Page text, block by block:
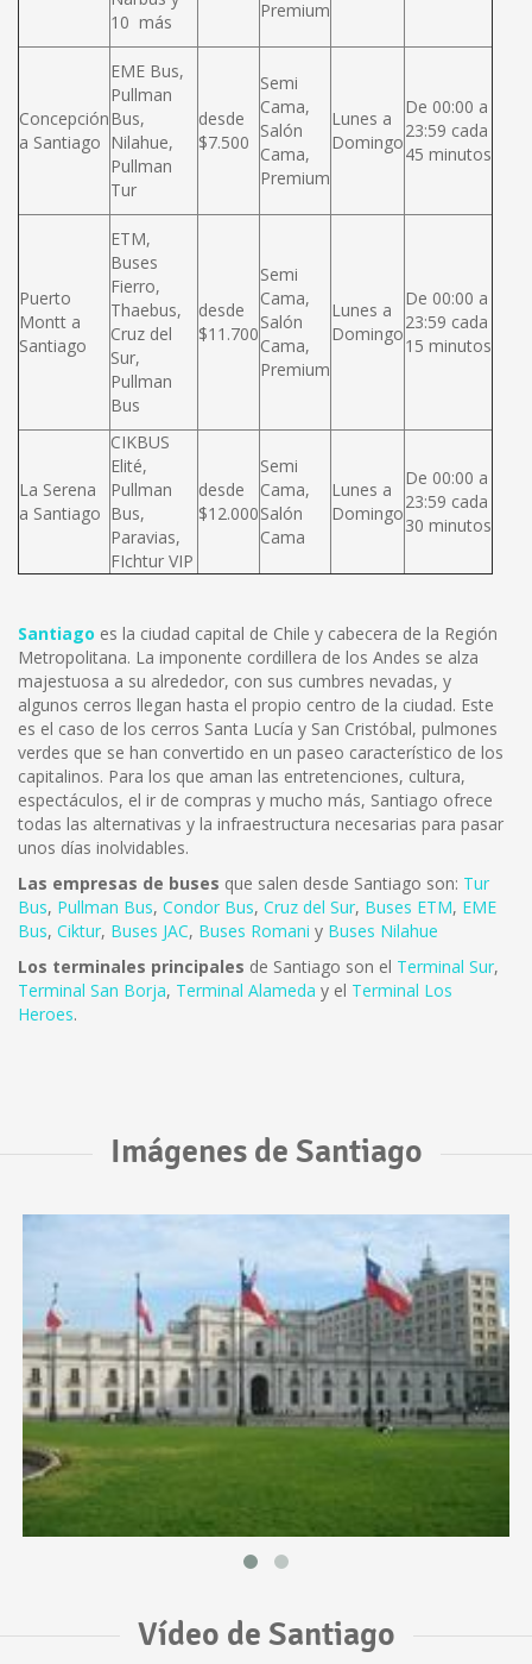
10 más
Premium
Concepción
a Santiago
EME Bus,
Pullman
Bus,
Nilahue,
Pullman
Tur
desde
$7.500
Semi
Cama,
Salón
Cama,
Premium
Lunes a
Domingo
De 00:00 a
23:59 cada
45 minutos
Puerto
Montt a
Santiago
ETM,
Buses
Fierro,
Thaebus,
Cruz del
Sur,
Pullman
Bus
desde
$11.700
Semi
Cama,
Salón
Cama,
Premium
Lunes a
Domingo
De 00:00 a
23:59 cada
15 minutos
La Serena
a Santiago
CIKBUS
Elité,
Pullman
Bus,
Paravias,
FIchtur VIP
desde
$12.000
Semi
Cama,
Salón
Cama
Lunes a
Domingo
De 00:00 a
23:59 cada
30 minutos
Santiago es la ciudad capital de Chile y cabecera de la Región
Metropolitana. La imponente cordillera de los Andes se alza
majestuosa a su alrededor, con sus cumbres nevadas, y
algunos cerros llegan hasta el propio centro de la ciudad. Este
es el caso de los cerros Santa Lucía y San Cristóbal, pulmones
verdes que se han convertido en un paseo característico de los
capitalinos. Para los que aman las entretenciones, cultura,
espectáculos, el ir de compras y mucho más, Santiago ofrece
todas las alternativas y la infraestructura necesarias para pasar
unos días inolvidables.
Las empresas de buses que salen desde Santiago son: Tur
Bus, Pullman Bus, Condor Bus, Cruz del Sur, Buses ETM, EME
Bus, Ciktur, Buses JAC, Buses Romani y Buses Nilahue
Los terminales principales de Santiago son el Terminal Sur,
Terminal San Borja, Terminal Alameda y el Terminal Los
Heroes.
Imágenes de Santiago
Vídeo de Santiago